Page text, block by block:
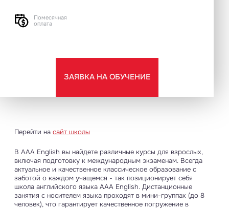
Помесячная
оплата
ЗАЯВКА НА ОБУЧЕНИЕ
Перейти на сайт школы
В AAA English вы найдете различные курсы для взрослых,
включая подготовку к международным экзаменам. Всегда
актуальное и качественное классическое образование с
заботой о каждом учащемся - так позиционирует себя
школа английского языка AAA English. Дистанционные
занятия с носителем языка проходят в мини-группах (до 8
человек), что гарантирует качественное погружение в